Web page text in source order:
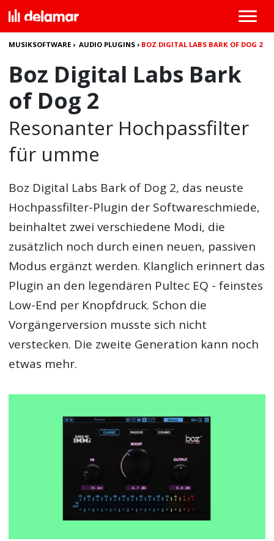
MUSIKSOFTWARE ›AUDIO PLUGINS › BOZ DIGITAL LABS BARK OF DOG 2
Boz Digital Labs Bark
of Dog 2
Resonanter Hochpassfilter
für umme
Boz Digital Labs Bark of Dog 2, das neuste
Hochpassfilter-Plugin der Softwareschmiede,
beinhaltet zwei verschiedene Modi, die
zusätzlich noch durch einen neuen, passiven
Modus ergänzt werden. Klanglich erinnert das
Plugin an den legendären Pultec EQ - feinstes
Low-End per Knopfdruck. Schon die
Vorgängerversion musste sich nicht
verstecken. Die zweite Generation kann noch
etwas mehr.